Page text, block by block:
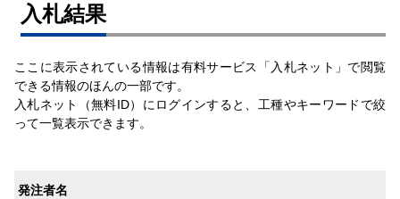
⼊札結果
ここに表示されている情報は有料サービス「入札ネット」で閲覧
できる情報のほんの一部です。
入札ネット（無料ID）にログインすると、工種やキーワードで絞
って一覧表示できます。
発注者名